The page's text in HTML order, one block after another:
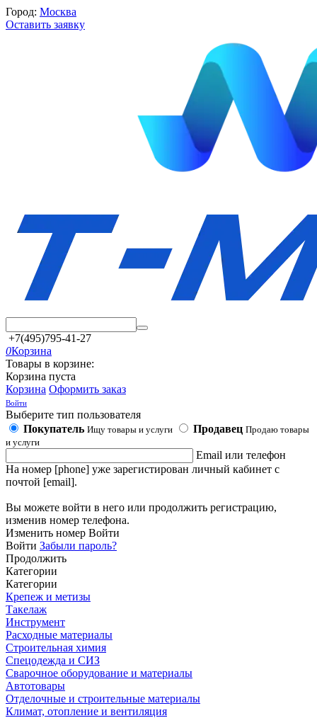
Город: Москва
Оставить заявку
+7(495)795-41-27
0Корзина
Товары в корзине:
Корзина пуста
Корзина Оформить заказ
Войти
Выберите тип пользователя
Покупатель Ищу товары и услуги Продавец Продаю товары
и услуги
Email или телефон
На номер [phone] уже зарегистирован личный кабинет с
почтой [email].
Вы можете войти в него или продолжить регистрацию,
изменив номер телефона.
Изменить номер Войти
Войти Забыли пароль?
Продолжить
Категории
Категории
Крепеж и метизы
Такелаж
Инструмент
Расходные материалы
Строительная химия
Спецодежда и СИЗ
Сварочное оборудование и материалы
Автотовары
Отделочные и строительные материалы
Климат, отопление и вентиляция